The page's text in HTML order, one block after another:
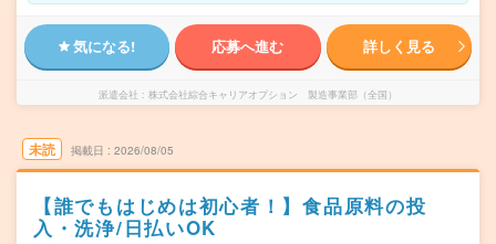
気になる! 応募へ進む 詳しく見る
派遣会社 株式会社綜合キャリアオプション 製造事業部（全国）
未読 掲載日 2026/08/05
【誰でもはじめは初心者！】食品原料の投
入・洗浄/日払いOK